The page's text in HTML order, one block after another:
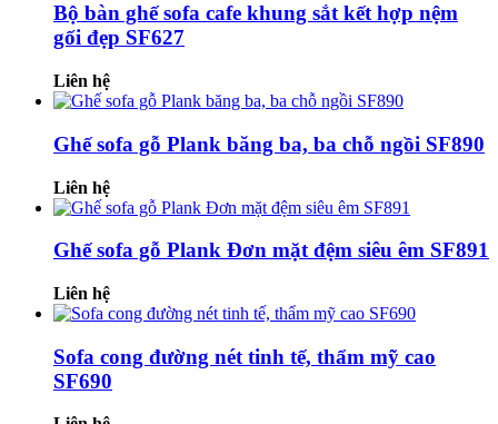
Bộ bàn ghế sofa cafe khung sắt kết hợp nệm
gối đẹp SF627
Liên hệ
Ghế sofa gỗ Plank băng ba, ba chỗ ngồi SF890
Liên hệ
Ghế sofa gỗ Plank Đơn mặt đệm siêu êm SF891
Liên hệ
Sofa cong đường nét tinh tế, thẩm mỹ cao
SF690